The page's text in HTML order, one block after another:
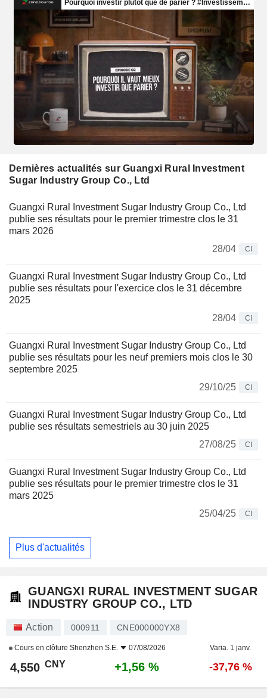
Dernières actualités sur Guangxi Rural Investment
Sugar Industry Group Co., Ltd
Guangxi Rural Investment Sugar Industry Group Co., Ltd
publie ses résultats pour le premier trimestre clos le 31
mars 2026
28/04
CI
Guangxi Rural Investment Sugar Industry Group Co., Ltd
publie ses résultats pour l'exercice clos le 31 décembre
2025
28/04
CI
Guangxi Rural Investment Sugar Industry Group Co., Ltd
publie ses résultats pour les neuf premiers mois clos le 30
septembre 2025
29/10/25
CI
Guangxi Rural Investment Sugar Industry Group Co., Ltd
publie ses résultats semestriels au 30 juin 2025
27/08/25
CI
Guangxi Rural Investment Sugar Industry Group Co., Ltd
publie ses résultats pour le premier trimestre clos le 31
mars 2025
25/04/25
CI
Plus d'actualités
GUANGXI RURAL INVESTMENT SUGAR
INDUSTRY GROUP CO., LTD
Action 000911 CNE000000YX8
Cours en clôture Shenzhen S.E. 07/08/2026 Varia. 1 janv.
4,550 CNY +1,56 % -37,76 %